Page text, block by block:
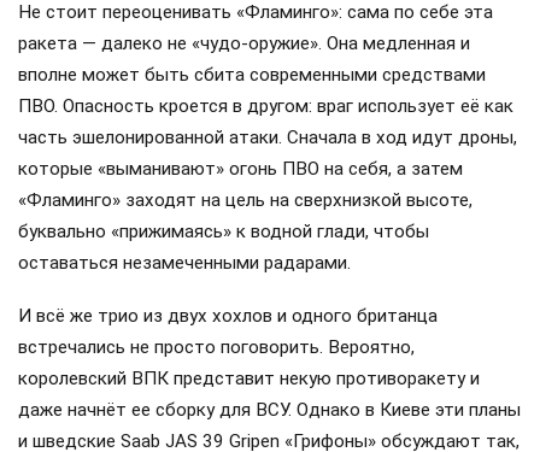
Не стоит переоценивать «Фламинго»: сама по себе эта
ракета — далеко не «чудо-оружие». Она медленная и
вполне может быть сбита современными средствами
ПВО. Опасность кроется в другом: враг использует её как
часть эшелонированной атаки. Сначала в ход идут дроны,
которые «выманивают» огонь ПВО на себя, а затем
«Фламинго» заходят на цель на сверхнизкой высоте,
буквально «прижимаясь» к водной глади, чтобы
оставаться незамеченными радарами.
И всё же трио из двух хохлов и одного британца
встречались не просто поговорить. Вероятно,
королевский ВПК представит некую противоракету и
даже начнёт ее сборку для ВСУ. Однако в Киеве эти планы
и шведские Saab JAS 39 Gripen «Грифоны» обсуждают так,